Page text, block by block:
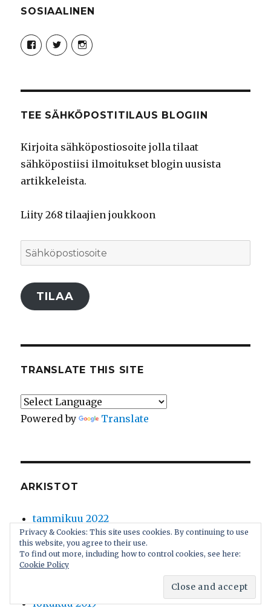
SOSIAALINEN
Näytä
Syncro89Photography:n
profiili
Näytä
MikaelJohnsson:n
profiili
Näytä
syncro89:n
TEE SÄHKÖPOSTITILAUS BLOGIIN
Kirjoita sähköpostiosoite jolla tilaat
sähköpostiisi ilmoitukset blogin uusista
artikkeleista.
Liity 268 tilaajien joukkoon
Sähköpostiosoite
TILAA
TRANSLATE THIS SITE
Powered by Translate
ARKISTOT
tammikuu 2022
joulukuu 2021
helmikuu 2021
helmikuu 2020
lokakuu 2019
Privacy & Cookies: This site uses cookies. By continuing to use
this website, you agree to their use.
To find out more, including how to control cookies, see here:
Cookie Policy